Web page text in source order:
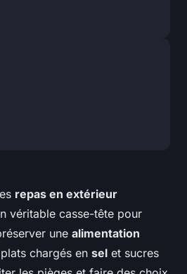
repas en extérieur
véritable casse-tête pour
une alimentation
chargés en sel et sucres